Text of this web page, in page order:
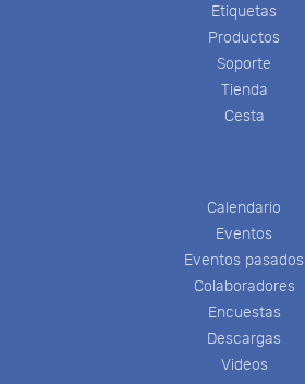
Etiquetas
Productos
Soporte
Tienda
Cesta
Calendario
Eventos
Eventos pasados
Colaboradores
Encuestas
Descargas
Videos